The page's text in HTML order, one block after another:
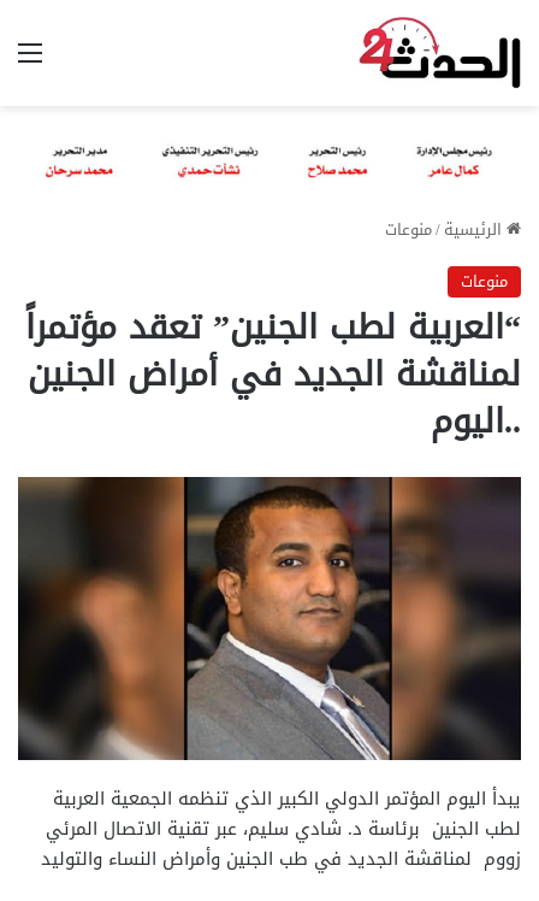
الرئيسية/منوعات
منوعات
“العربية لطب الجنين” تعقد مؤتمراً
لمناقشة الجديد في أمراض الجنين
..اليوم
يبدأ اليوم المؤتمر الدولي الكبير الذي تنظمه الجمعية العربية
لطب الجنين برئاسة د. شادي سليم، عبر تقنية الاتصال المرئي
زووم لمناقشة الجديد في طب الجنين وأمراض النساء والتوليد